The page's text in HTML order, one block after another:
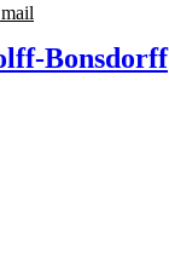
Bonsdorff